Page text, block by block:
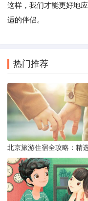
这样，我们才能更好地
适的伴侣。
热门推荐